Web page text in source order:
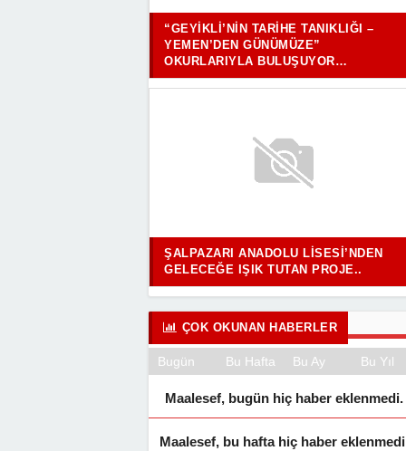
“GEYIKLI’NIN TARIHE TANIKLIĞI –
YEMEN’DEN GÜNÜMÜZE”
OKURLARIYLA BULUŞUYOR…
ŞALPAZARI ANADOLU LISESI’NDEN
GELECEĞE IŞIK TUTAN PROJE..
ÇOK OKUNAN HABERLER
Bugün Bu Hafta Bu Ay Bu Yıl
Maalesef, bugün hiç haber eklenmedi.
Maalesef, bu hafta hiç haber